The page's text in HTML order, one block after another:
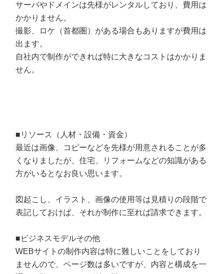
サーバやドメインは先様がレンタルしており、費用は
かかりません。
撮影、ロケ（首都圏）がある場合もありますが費用は
出ます。
自社内で制作ができれば特に大きなコストはかかりま
せん。
■リソース（人材・設備・資金）
最近は画像、コピーなどを先様が用意されることが多
くなりましたが、住宅、リフォームなどの知識がある
方がいるとなお良い思います。
図起こし、イラスト、画像の使用等は見積りの段階で
表記しておけば、それが制作に至れば請求できます。
■ビジネスモデルその他
WEBサイトの制作内容は特に難しいことをしており
ませんので、ページ数は多いですが、内容と構成を一